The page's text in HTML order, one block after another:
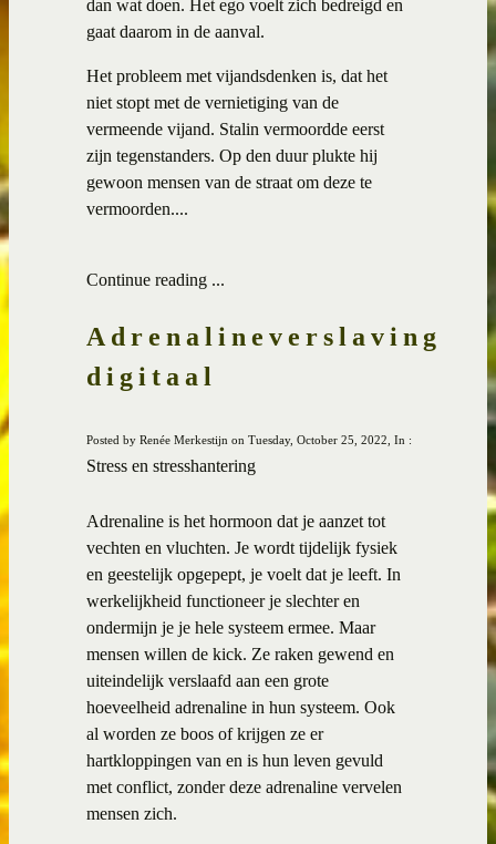
dan wat doen. Het ego voelt zich bedreigd en
gaat daarom in de aanval.
Het probleem met vijandsdenken is, dat het
niet stopt met de vernietiging van de
vermeende vijand. Stalin vermoordde eerst
zijn tegenstanders. Op den duur plukte hij
gewoon mensen van de straat om deze te
vermoorden....
Continue reading ...
Adrenalineverslaving
digitaal
Posted by Renée Merkestijn on Tuesday, October 25, 2022, In :
Stress en stresshantering
Adrenaline is het hormoon dat je aanzet tot
vechten en vluchten. Je wordt tijdelijk fysiek
en geestelijk opgepept, je voelt dat je leeft. In
werkelijkheid functioneer je slechter en
ondermijn je je hele systeem ermee. Maar
mensen willen de kick. Ze raken gewend en
uiteindelijk verslaafd aan een grote
hoeveelheid adrenaline in hun systeem. Ook
al worden ze boos of krijgen ze er
hartkloppingen van en is hun leven gevuld
met conflict, zonder deze adrenaline vervelen
mensen zich.